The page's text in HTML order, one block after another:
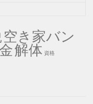
空き家バン
解体 資格